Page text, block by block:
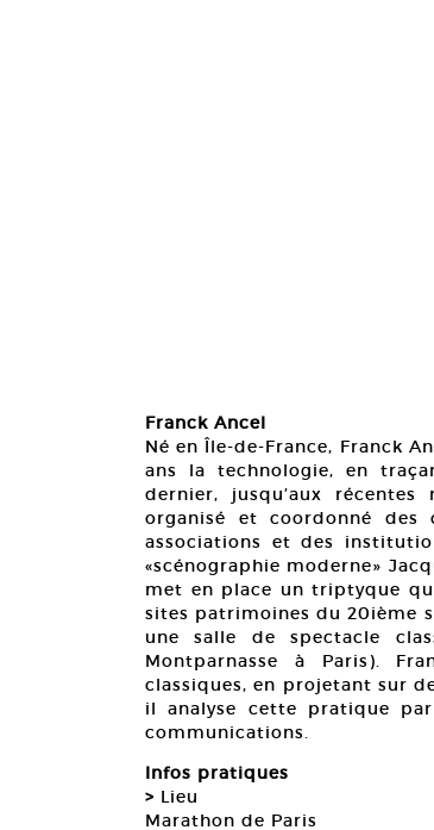
Franck Ancel
Né en Île-de-France, Franck
ans la technologie, en
dernier, jusqu’aux
organisé et coordonné des
associations et des
«scénographie moderne»
met en place un triptyque
sites patrimoines du 20ième
une salle de spectacle
Montparnasse à Paris).
classiques, en projetant sur
il analyse cette pratique
communications.
Infos pratiques
> Lieu
Marathon de Paris